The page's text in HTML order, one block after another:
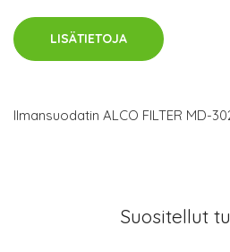
LISÄTIETOJA
Ilmansuodatin ALCO FILTER MD-
Suositellut